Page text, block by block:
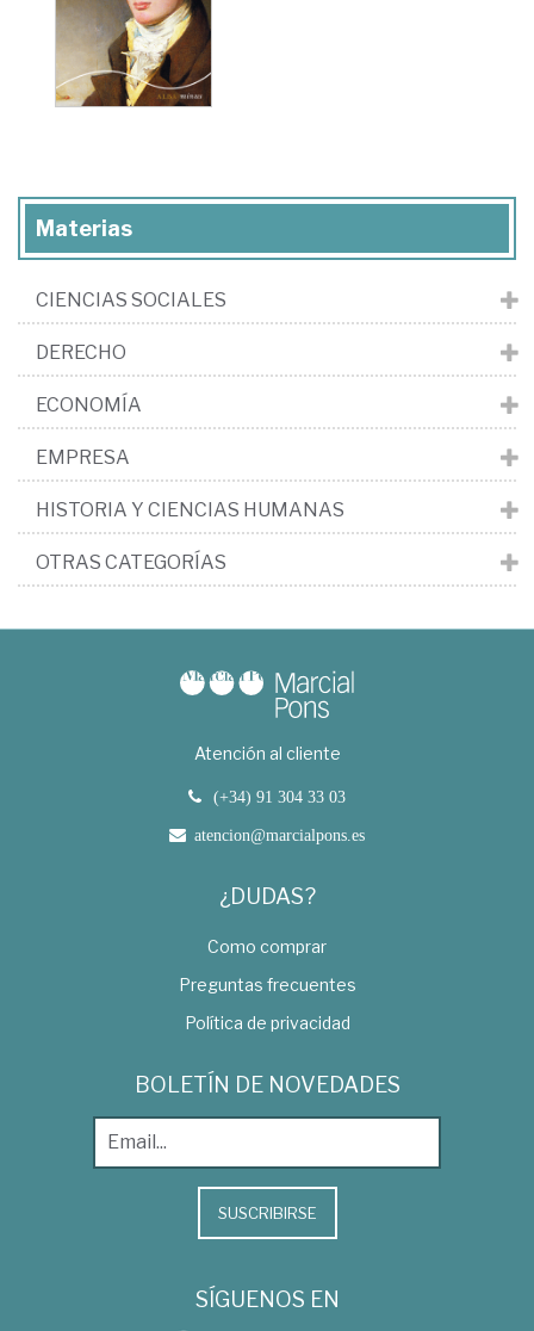
Materias
CIENCIAS SOCIALES
DERECHO
ECONOMÍA
EMPRESA
HISTORIA Y CIENCIAS HUMANAS
OTRAS CATEGORÍAS
Atención al cliente
(+34) 91 304 33 03
atencion@marcialpons.es
¿DUDAS?
Como comprar
Preguntas frecuentes
Política de privacidad
BOLETÍN DE NOVEDADES
SUSCRIBIRSE
SÍGUENOS EN